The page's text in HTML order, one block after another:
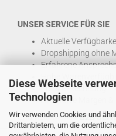
Diese Webseite
Technologien
Wir verwenden Cookies und
Drittanbietern, um die
UNSER SERVICE FÜR SIE
Aktuelle
Dropshipping ohne
Erfahrene
Hohe
EDI & E-Rechnung
Attraktive Margen &
Und viele weitereB2B